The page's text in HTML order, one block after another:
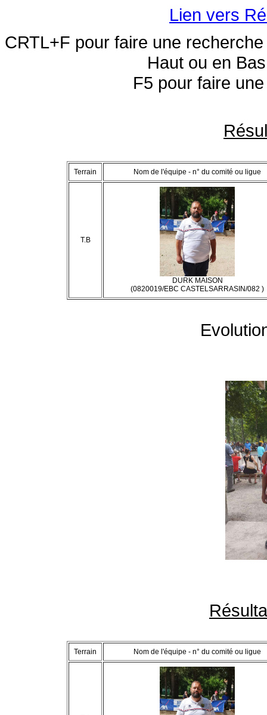
Lien vers
CRTL+F pour faire une
Haut ou en
F5 pour faire
Terrain Nom de l'équipe - n° du comité ou ligue
T.B
DURK MAISON
(0820019/EBC CASTELSARRASIN/082 )
Terrain Nom de l'équipe - n° du comité ou ligue